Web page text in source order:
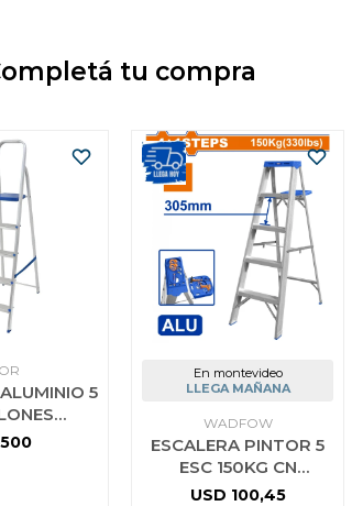
tu compra
5
MOR
En montevideo
LLEGA MAÑANA
WADFOW
ESCALERA PINTOR 5
ESC 150KG CN
BANDEJA SIMPLE
USD 100,45